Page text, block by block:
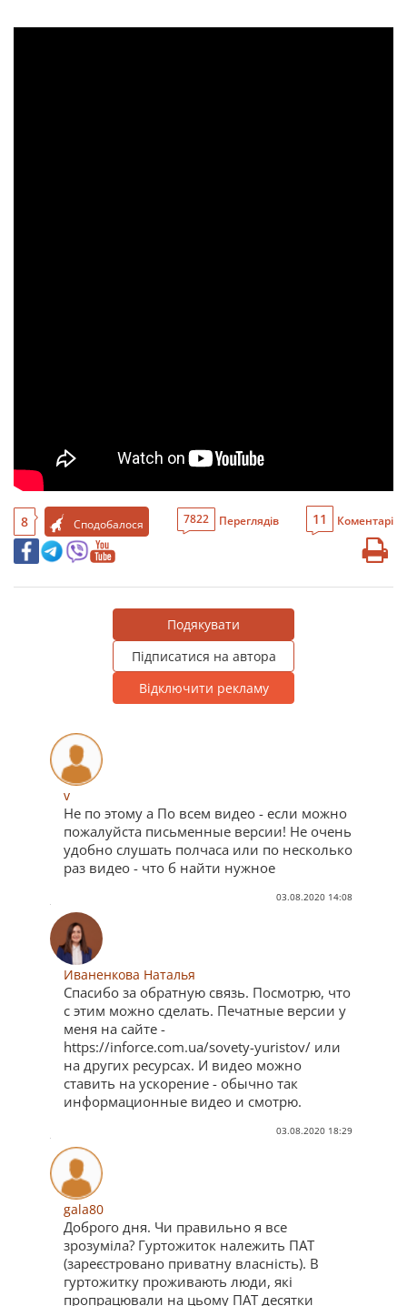
8 Сподобалося 7822 Переглядів 11 Коментарі
Подякувати
Підписатися на автора
Відключити рекламу
v
Не по этому а По всем видео - если можно
пожалуйста письменные версии! Не очень
удобно слушать полчаса или по несколько
раз видео - что б найти нужное
03.08.2020 14:08
Иваненкова Наталья
Спасибо за обратную связь. Посмотрю, что
с этим можно сделать. Печатные версии у
меня на сайте -
https://inforce.com.ua/sovety-yuristov/ или
на других ресурсах. И видео можно
ставить на ускорение - обычно так
информационные видео и смотрю.
03.08.2020 18:29
gala80
Доброго дня. Чи правильно я все
зрозуміла? Гуртожиток належить ПАТ
(зареєстровано приватну власність). В
гуртожитку проживають люди, які
пропрацювали на цьому ПАТ десятки